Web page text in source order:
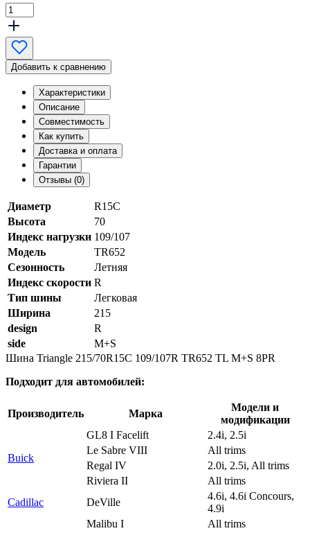
Добавить к сравнению
Характеристики
Описание
Совместимость
Как купить
Доставка и оплата
Гарантии
Отзывы (0)
Диаметр
R15C
Высота
70
Индекс нагрузки 109/107
Модель
TR652
Сезонность
Летняя
Индекс скорости R
Тип шины
Легковая
Ширина
215
design
R
side
M+S
Шина Triangle 215/70R15C 109/107R TR652 TL M+S 8PR
Подходит для автомобилей:
Производитель Марка
Модели и
модификации
Buick
GL8 I Facelift
2.4i, 2.5i
Le Sabre VIII
All trims
Regal IV
2.0i, 2.5i, All trims
Riviera II
All trims
Cadillac
DeVille
4.6i, 4.6i Concours,
4.9i
Malibu I
All trims